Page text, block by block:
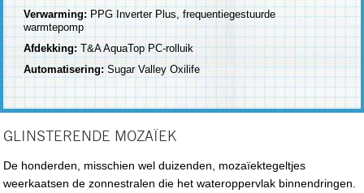
Verwarming:PPG Inverter Plus, frequentiegestuurde
warmtepomp
Afdekking:T&A AquaTop PC-rolluik
Automatisering:Sugar Valley Oxilife
GLINSTERENDE MOZAÏEK
De honderden, misschien wel duizenden, mozaïektegeltjes
weerkaatsen de zonnestralen die het wateroppervlak binnendringen.